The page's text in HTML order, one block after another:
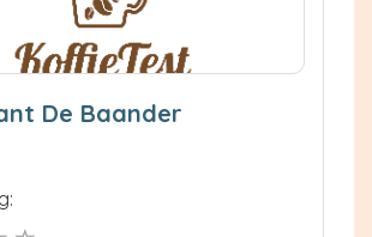
De Baander